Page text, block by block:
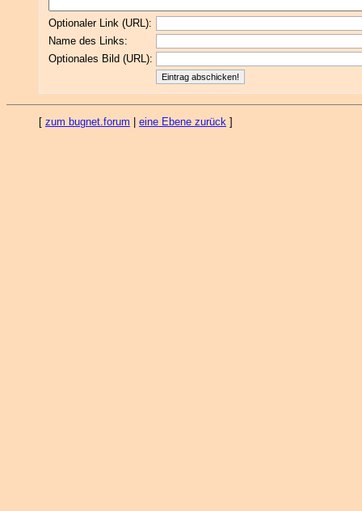
Optionaler Link (URL):
Name des Links:
Optionales Bild (URL):
[ zum bugnet.forum eine Ebene zurück ]